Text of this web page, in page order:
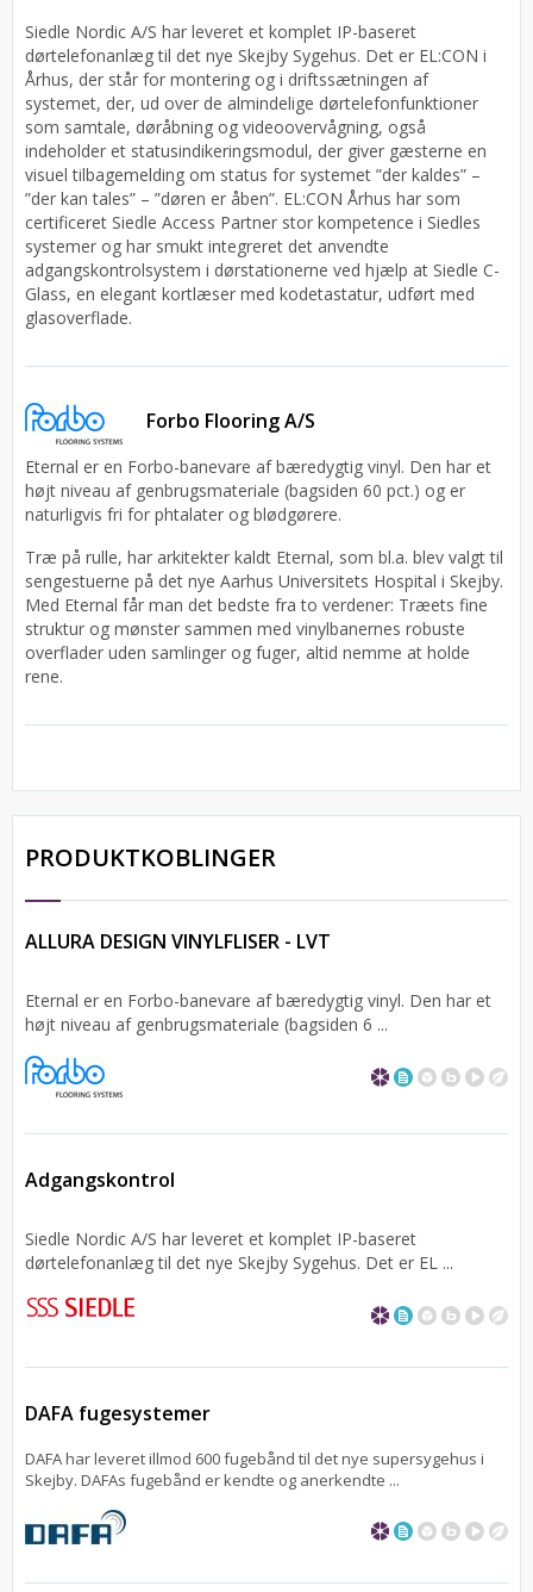
Siedle Nordic A/S har leveret et komplet IP-baseret
dørtelefonanlæg til det nye Skejby Sygehus. Det er EL:CON i
Århus, der står for montering og i driftssætningen af
systemet, der, ud over de almindelige dørtelefonfunktioner
som samtale, døråbning og videoovervågning, også
indeholder et statusindikeringsmodul, der giver gæsterne en
visuel tilbagemelding om status for systemet ”der kaldes” –
”der kan tales” – ”døren er åben”. EL:CON Århus har som
certificeret Siedle Access Partner stor kompetence i Siedles
systemer og har smukt integreret det anvendte
adgangskontrolsystem i dørstationerne ved hjælp at Siedle C-
Glass, en elegant kortlæser med kodetastatur, udført med
glasoverflade.
Forbo Flooring A/S
Eternal er en Forbo-banevare af bæredygtig vinyl. Den har et
højt niveau af genbrugsmateriale (bagsiden 60 pct.) og er
naturligvis fri for phtalater og blødgørere.
Træ på rulle, har arkitekter kaldt Eternal, som bl.a. blev valgt til
sengestuerne på det nye Aarhus Universitets Hospital i Skejby.
Med Eternal får man det bedste fra to verdener: Træets fine
struktur og mønster sammen med vinylbanernes robuste
overflader uden samlinger og fuger, altid nemme at holde
rene.
PRODUKTKOBLINGER
ALLURA DESIGN VINYLFLISER - LVT
Eternal er en Forbo-banevare af bæredygtig vinyl. Den har et
højt niveau af genbrugsmateriale (bagsiden 6 ...
Adgangskontrol
Siedle Nordic A/S har leveret et komplet IP-baseret
dørtelefonanlæg til det nye Skejby Sygehus. Det er EL ...
DAFA fugesystemer
DAFA har leveret illmod 600 fugebånd til det nye supersygehus i
Skejby. DAFAs fugebånd er kendte og anerkendte ...